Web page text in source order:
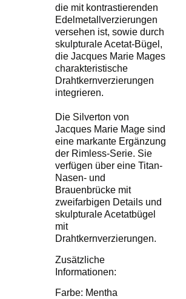
die mit kontrastierenden
Edelmetallverzierungen
versehen ist, sowie durch
skulpturale Acetat-Bügel,
die Jacques Marie Mages
charakteristische
Drahtkernverzierungen
integrieren.
Die Silverton von
Jacques Marie Mage sind
eine markante Ergänzung
der Rimless-Serie. Sie
verfügen über eine Titan-
Nasen- und
Brauenbrücke mit
zweifarbigen Details und
skulpturale Acetatbügel
mit
Drahtkernverzierungen.
Zusätzliche
Informationen:
Farbe: Mentha